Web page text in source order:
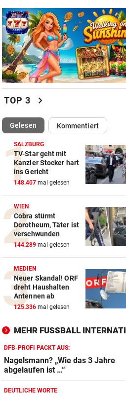
Steirischer Unterligist
19-Jährigen
TOP 3 chevron_right
Gelesen(ausgewählt)Kommentiert
SALZBURG
TV-Star geht mit
Kanzler Stocker hart
ins Gericht
148.407 mal gelesen
WIEN
Cobra stürmt
Dorotheum, Täter ist
verschwunden
144.289 mal gelesen
MEDIEN
Neuer Skandal! ORF
dreht Haushalten
Antennen ab
125.336 mal gelesen
MEHR FUSSBALL
DFB-PROFI PACKT AUS:
Nagelsmann? „Wie das 3 Jahre
abgelaufen ist …“
DEUTLICHE WORTE